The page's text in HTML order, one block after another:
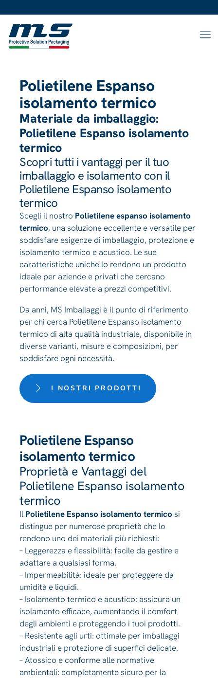
Polietilene Espanso
isolamento termico
Materiale da imballaggio:
Polietilene Espanso isolamento
termico
Scopri tutti i vantaggi per il tuo
imballaggio e isolamento con il
Polietilene Espanso isolamento
termico
Scegli il nostro Polietilene espanso isolamento
termico, una soluzione eccellente e versatile per
soddisfare esigenze di imballaggio, protezione e
isolamento termico e acustico. Le sue
caratteristiche uniche lo rendono un prodotto
ideale per aziende e privati che cercano
performance elevate a prezzi competitivi.
Da anni, MS Imballaggi è il punto di riferimento
per chi cerca Polietilene Espanso isolamento
termico di alta qualità industriale, disponibile in
diverse varianti, misure e composizioni, per
soddisfare ogni necessità.
I NOSTRI PRODOTTI
Polietilene Espanso
isolamento termico
Proprietà e Vantaggi del
Polietilene Espanso isolamento
termico
Il Polietilene Espanso isolamento termico si
distingue per numerose proprietà che lo
rendono uno dei materiali più richiesti:
– Leggerezza e flessibilità: facile da gestire e
adattare a qualsiasi forma.
– Impermeabilità: ideale per proteggere da
umidità e liquidi.
– Isolamento termico e acustico: assicura un
isolamento efficace, aumentando il comfort
degli ambienti e proteggendo i tuoi prodotti.
– Resistente agli urti: ottimale per imballaggi
industriali e protezione di superfici delicate.
– Atossico e conforme alle normative
ambientali: completamente sicuro per la